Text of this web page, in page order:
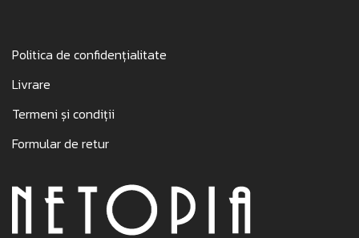
Politica de confidențialitate
Livrare
Termeni și condiții
Formular de retur